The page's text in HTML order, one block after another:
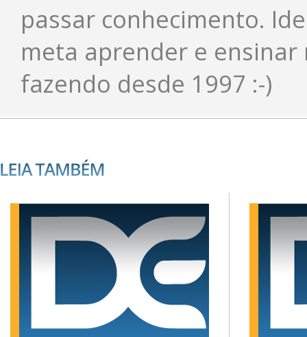
passar conhecimento.
meta aprender e
fazendo desde 1997 :-)